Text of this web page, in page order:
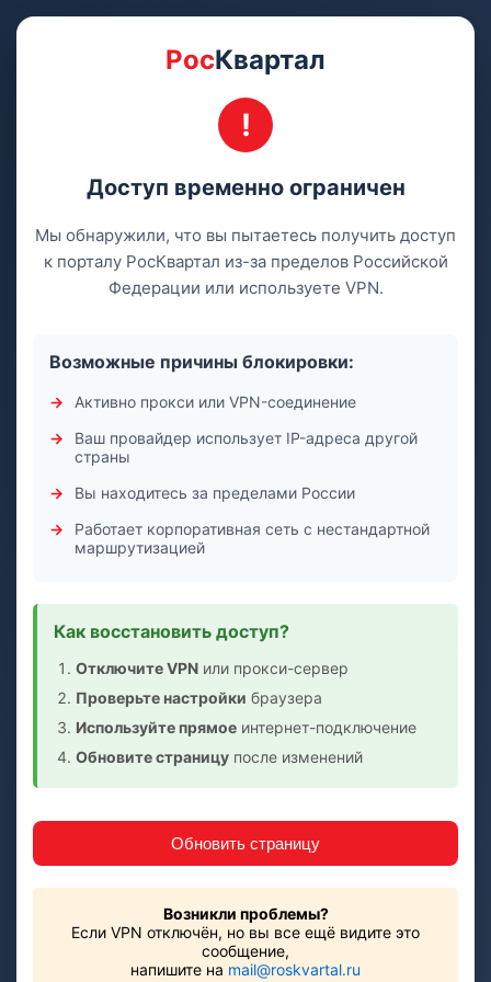
РосКвартал
Доступ временно ограничен
Мы обнаружили, что вы пытаетесь получить доступ
к порталу РосКвартал из-за пределов Российской
Федерации или используете VPN.
Возможные причины блокировки:
Активно прокси или VPN-соединение
Ваш провайдер использует IP-адреса другой
страны
Вы находитесь за пределами России
Работает корпоративная сеть с нестандартной
маршрутизацией
Как восстановить доступ?
Отключите VPN или прокси-сервер
Проверьте настройки браузера
Используйте прямое интернет-подключение
Обновите страницу после изменений
Обновить страницу
Возникли проблемы?
Если VPN отключён, но вы все ещё видите это
сообщение,
напишите на mail@roskvartal.ru